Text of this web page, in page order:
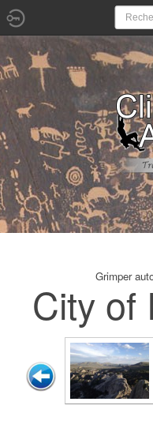
Grimper
City of